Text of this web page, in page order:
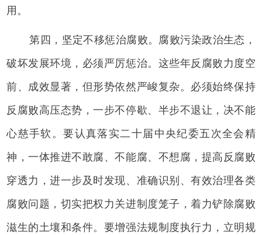
用。
第四，坚定不移惩治腐败。腐败污染政治生态，
破坏发展环境，必须严厉惩治。这些年反腐败力度空
前、成效显著，但形势依然严峻复杂。必须始终保持
反腐败高压态势，一步不停歇、半步不退让，决不能
心慈手软。要认真落实二十届中央纪委五次全会精
神，一体推进不敢腐、不能腐、不想腐，提高反腐败
穿透力，进一步及时发现、准确识别、有效治理各类
腐败问题，切实把权力关进制度笼子，着力铲除腐败
滋生的土壤和条件。要增强法规制度执行力，立明规